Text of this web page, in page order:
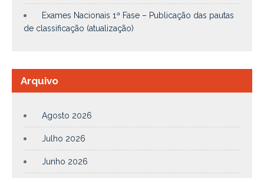
Exames Nacionais 1ª Fase – Publicação das pautas
de classificação (atualização)
Arquivo
Agosto 2026
Julho 2026
Junho 2026